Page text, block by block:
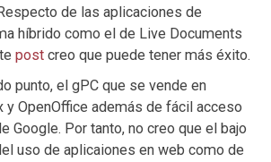
de las aplicaciones de
híbrido como el de Live Documents
post creo que puede tener más éxito.
punto, el gPC que se vende en
y OpenOffice además de fácil acceso
Google. Por tanto, no creo que el bajo
uso de aplicaiones en web como de